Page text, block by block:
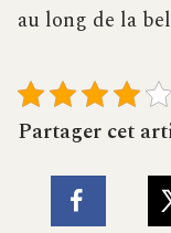
au long de la
Partager cet